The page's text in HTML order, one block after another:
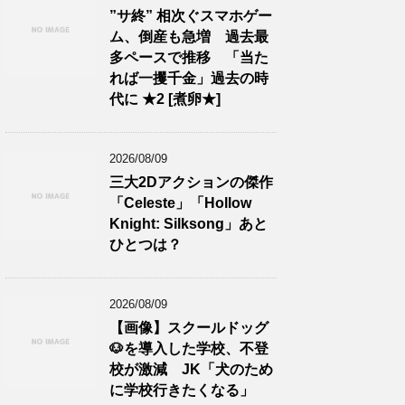
”サ終” 相次ぐスマホゲー
ム、倒産も急増 過去最
多ペースで推移 「当た
れば一攫千金」過去の時
代に ★2 [煮卵★]
2026/08/09
三大2Dアクションの傑作
「Celeste」「Hollow
Knight: Silksong」あと
ひとつは？
2026/08/09
【画像】スクールドッグ
🐶を導入した学校、不登
校が激減 JK「犬のため
に学校行きたくなる」